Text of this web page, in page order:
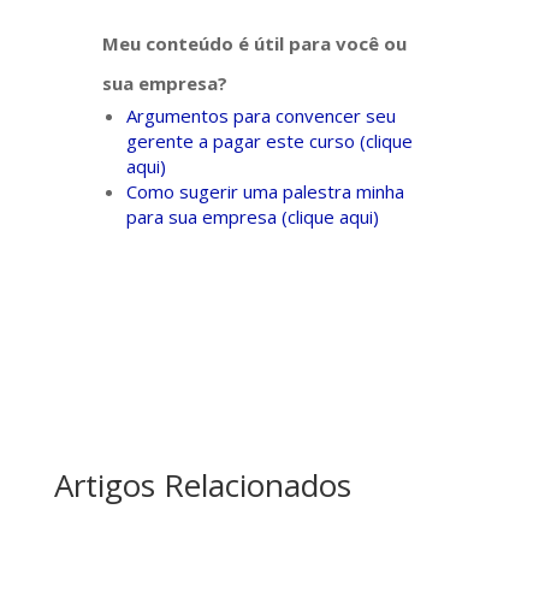
Meu conteúdo é útil para você ou
sua empresa?
Argumentos para convencer seu
gerente a pagar este curso (clique
aqui)
Como sugerir uma palestra minha
para sua empresa (clique aqui)
Artigos Relacionados